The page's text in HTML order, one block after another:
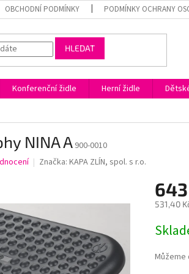
OBCHODNÍ PODMÍNKY PODMÍNKY OCHRANY
HLEDAT
Konferenční židle Herní židle
NINA A900-0010
Značka: KAPA ZLÍN, spol. s r.o.
531,40
cena:
Můžeme